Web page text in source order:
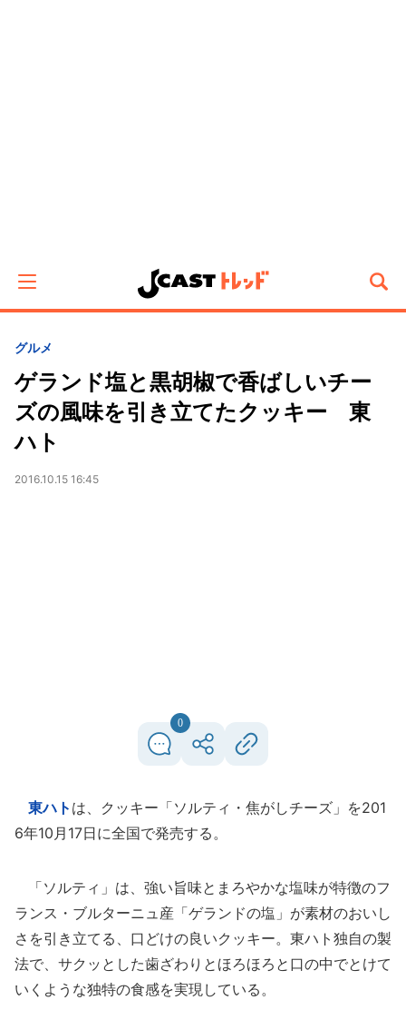
グルメ
ゲランド塩と黒胡椒で香ばしいチー
ズの風味を引き立てたクッキー 東
ハト
2016.10.15 16:45
0
東ハト は、クッキー「ソルティ・焦がしチーズ」を201
6年10月17日に全国で発売する。
「ソルティ」は、強い旨味とまろやかな塩味が特徴のフ
ランス・ブルターニュ産「ゲランドの塩」が素材のおいし
さを引き立てる、口どけの良いクッキー。東ハト独自の製
法で、サクッとした歯ざわりとほろほろと口の中でとけて
いくような独特の食感を実現している。